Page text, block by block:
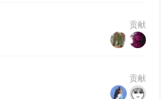
贡献
贡献